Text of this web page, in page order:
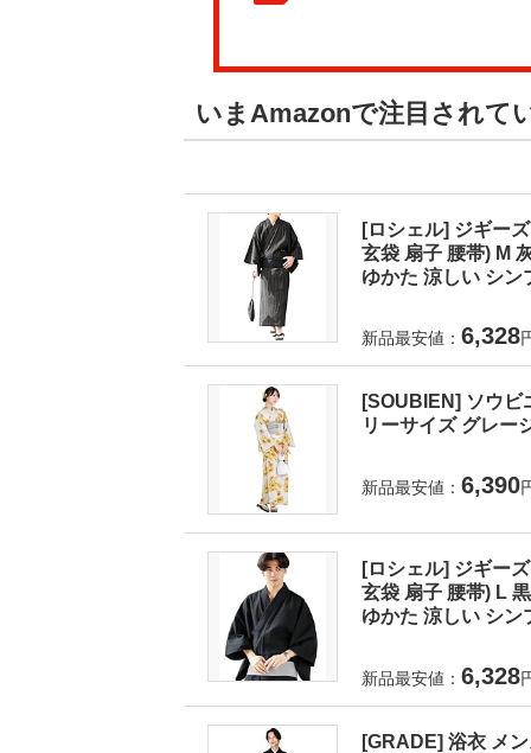
いまAmazonで注目されて
[ロシェル] ジギー
玄袋 扇子 腰帯) M
ゆかた 涼しい シン
新品最安値： 6,328
[SOUBIEN] ソウビ
リーサイズ グレー
新品最安値： 6,390
[ロシェル] ジギー
玄袋 扇子 腰帯) L
ゆかた 涼しい シン
新品最安値： 6,328
[GRADE] 浴衣 メ